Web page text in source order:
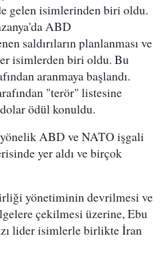
gelen isimlerinden biri oldu.
ABD
saldırıların planlanması ve
isimlerden biri oldu. Bu
aranmaya başlandı.
"terör" listesine
ödül konuldu.
ABD ve NATO işgali
yer aldı ve birçok
yönetiminin devrilmesi ve
çekilmesi üzerine, Ebu
lider isimlerle birlikte İran